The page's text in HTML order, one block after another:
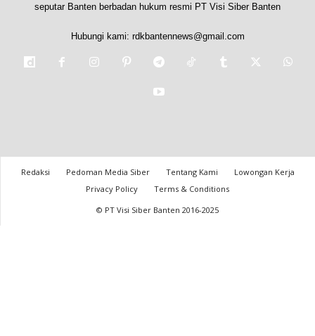
seputar Banten berbadan hukum resmi PT Visi Siber Banten
Hubungi kami: rdkbantennews@gmail.com
Redaksi Pedoman Media Siber Tentang Kami
Lowongan Kerja
Privacy Policy
Terms & Conditions
© PT Visi Siber Banten 2016-2025